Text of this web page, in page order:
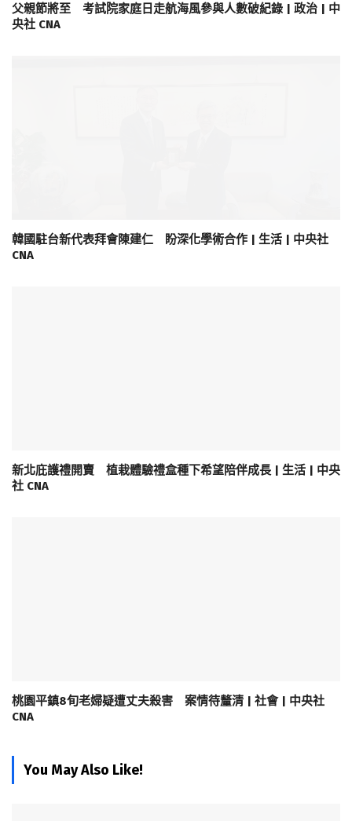
父親節將至 考試院家庭日走航海風參與人數破紀錄 | 政治 | 中
央社 CNA
韓國駐台新代表拜會陳建仁 盼深化學術合作 | 生活 | 中央社
CNA
新北庇護禮開賣 植栽體驗禮盒種下希望陪伴成長 | 生活 | 中央
社 CNA
桃園平鎮8旬老婦疑遭丈夫殺害 案情待釐清 | 社會 | 中央社
CNA
You May Also Like!